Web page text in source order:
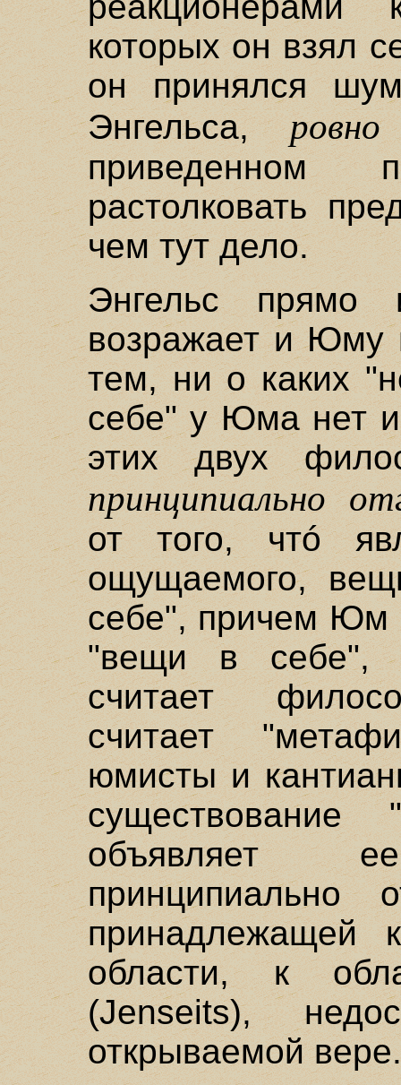
которых он взял
он принялся
Энгельса,
приведенном
растолковать
чем тут дело.
Энгельс прямо
возражает и Юму
тем, ни о каких
себе" у Юма нет
этих двух
принципиально
от того, чтó
ощущаемого,
себе", причем Юм
"вещи в себе",
считает
считает
юмисты и
объявляет
принципиально
принадлежащей
области, к
(Jenseits),
открываемой вере.